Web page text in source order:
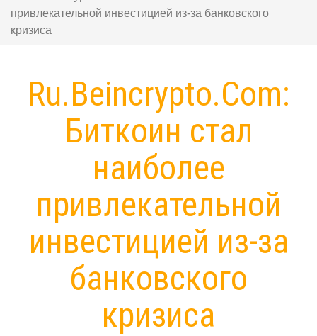
привлекательной инвестицией из-за банковского
кризиса
Ru.Beincrypto.Com:
Биткоин стал
наиболее
привлекательной
инвестицией из-за
банковского
кризиса